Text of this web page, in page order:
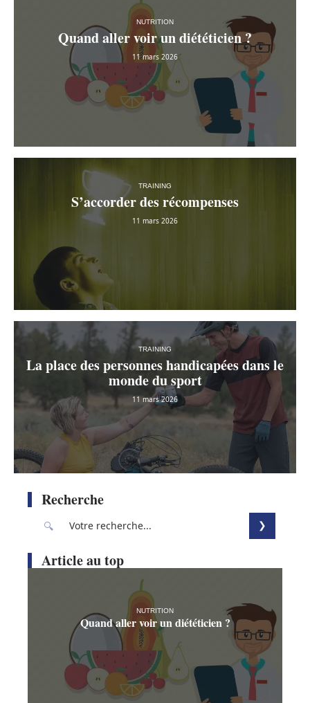
NUTRITION
Quand aller voir un diététicien ?
11 mars 2026
TRAINING
S’accorder des récompenses
11 mars 2026
TRAINING
La place des personnes handicapées dans le
monde du sport
11 mars 2026
Recherche
Article au top
NUTRITION
Quand aller voir un diététicien ?